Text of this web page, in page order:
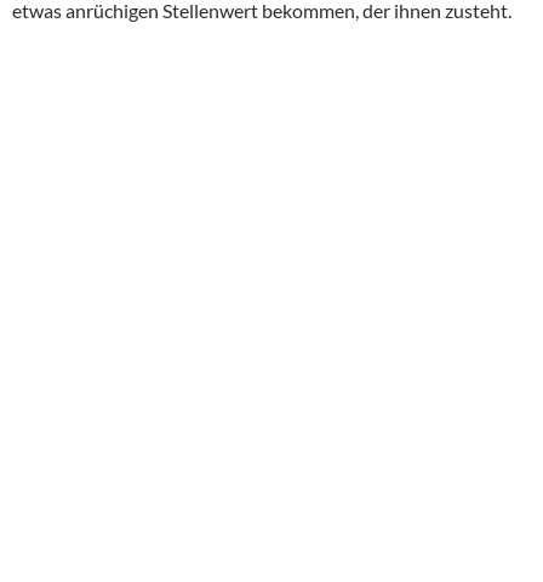
etwas anrüchigen Stellenwert bekommen, der ihnen zusteht.